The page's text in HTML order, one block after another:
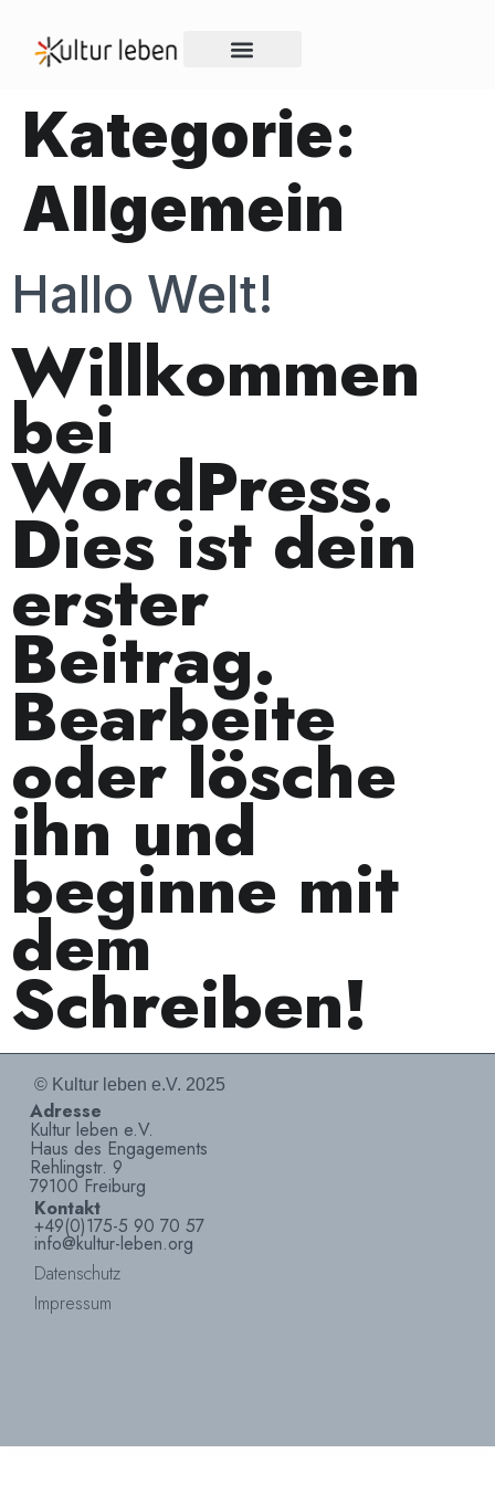
Kategorie:
Allgemein
Hallo Welt!
Willkommen
bei
WordPress.
Dies ist dein
erster
Beitrag.
Bearbeite
oder lösche
ihn und
beginne mit
dem
Schreiben!
© Kultur leben e.V. 2025
Adresse
Kultur leben e.V.
Haus des Engagements
Rehlingstr. 9
79100 Freiburg
Kontakt
+49(0)175-5 90 70 57
info@kultur-leben.org
Datenschutz
Impressum